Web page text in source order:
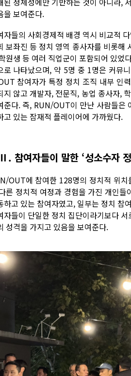
을 보여준다.
자들의 사회경제적 배경 역시 비교적
보좌진 등 정치 영역 종사자를 비롯해
원생 등 여러 직업군이 포함되어 있
로 나타났으며, 약 5명 중 1명은 커뮤
참여자가 특정 정치 조직 내부 인
지 않고 개발자, 전문직, 농업 종사자,
준다. 즉, RUN/OUT이 만난 사람들은
고 있는 잠재적 플레이어에 가까웠다.
참여자들이 말한 ‘성소수자
OUT에 참여한 128명의 정치적 위치
른 정치적 여정과 경험을 가진 개인
하고 있는 참여자였고, 일부는 정치 참
자들이 단일한 정치 집단이라기보다
성격을 가지고 있음을 보여준다.